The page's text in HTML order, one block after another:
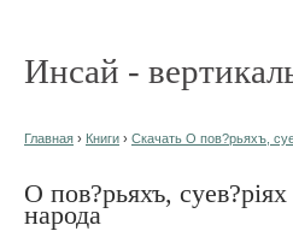
Инсай -
Главная › Книги › Скачать О пов?рьяхъ,
О пов?рьяхъ,
народа